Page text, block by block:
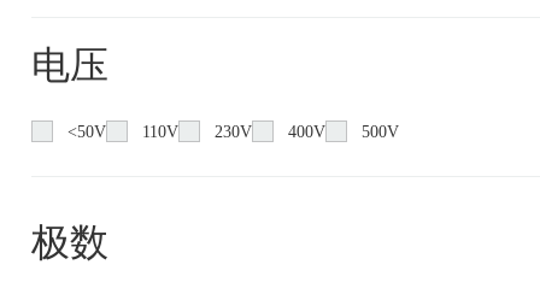
电压
<50V 110V 230V 400V 500V
极数